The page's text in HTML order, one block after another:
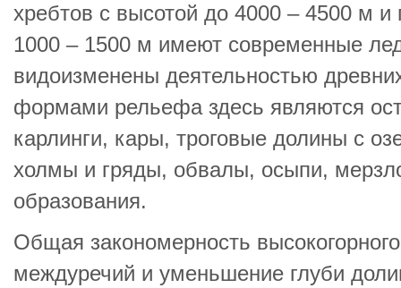
хребтов с высотой до 4000 – 4500 м и
1000 – 1500 м имеют современные
видоизменены деятельностью
формами рельефа здесь являются
карлинги, кары, троговые долины с
холмы и гряды, обвалы, осыпи,
образования.
Общая закономерность
междуречий и уменьшение глуби